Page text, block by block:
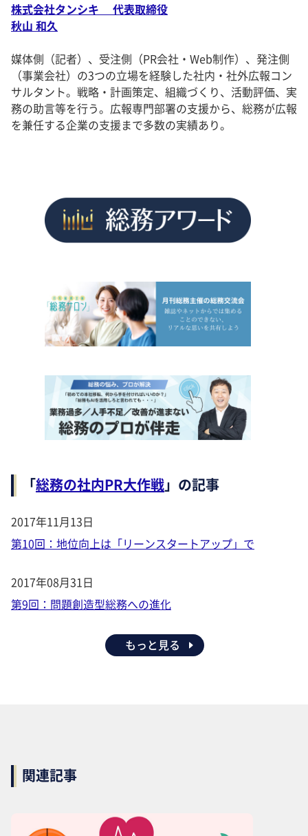
株式会社タンシキ 代表取締役
秋山 和久
媒体側（記者）、受注側（PR会社・Web制作）、発注側
（事業会社）の3つの立場を経験した社内・社外広報コン
サルタント。戦略・計画策定、組織づくり、活動評価、実
務の助言等を行う。広報専門部署の支援から、総務が広報
を兼任する企業の支援まで多数の実績あり。
「総務の社内PR大作戦」の記事
2017年11月13日
第10回：地位向上は「リーンスタートアップ」で
2017年08月31日
第9回：問題創造型総務への進化
もっと見る
関連記事